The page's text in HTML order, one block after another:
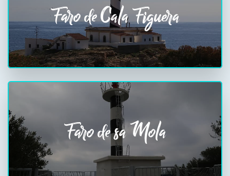
Faro de Cala Figuera
Faro de sa Mola